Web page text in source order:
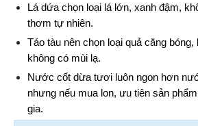
Lá dứa chọn loại lá lớn, xanh đậm,
thơm tự nhiên.
Táo tàu nên chọn loại quả căng
không có mùi lạ.
Nước cốt dừa tươi luôn ngon hơn
nhưng nếu mua lon, ưu tiên sản
gia.